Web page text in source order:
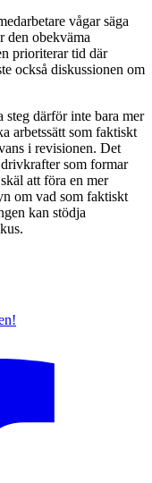
vågar säga
den obekväma
prioriterar tid där
också diskussionen om
steg därför inte bara mer
arbetssätt som faktiskt
i revisionen. Det
som formar
att föra en mer
om vad som faktiskt
kan stödja